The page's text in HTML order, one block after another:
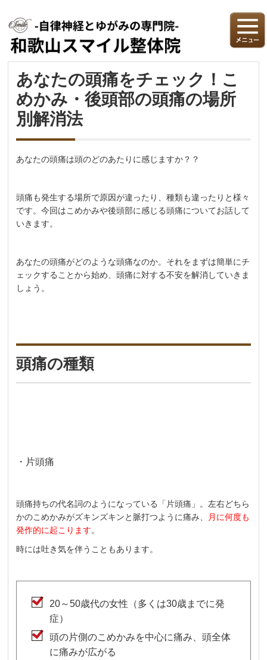
あなたの頭痛をチェック！こ
めかみ・後頭部の頭痛の場所
別解消法
あなたの頭痛は頭のどのあたりに感じますか？？
頭痛も発生する場所で原因が違ったり、種類も違ったりと様々
です。今回はこめかみや後頭部に感じる頭痛についてお話して
いきます。
あなたの頭痛がどのような頭痛なのか。それをまずは簡単にチ
ェックすることから始め、頭痛に対する不安を解消していきま
しょう。
頭痛の種類
・片頭痛
頭痛持ちの代名詞のようになっている「片頭痛」。左右どちら
かのこめかみがズキンズキンと脈打つように痛み、
月に何度も
発作的に起こります。
時には吐き気を伴うこともあります。
20～50歳代の女性（多くは30歳までに発
症）
頭の片側のこめかみを中心に痛み、頭全体
に痛みが広がる